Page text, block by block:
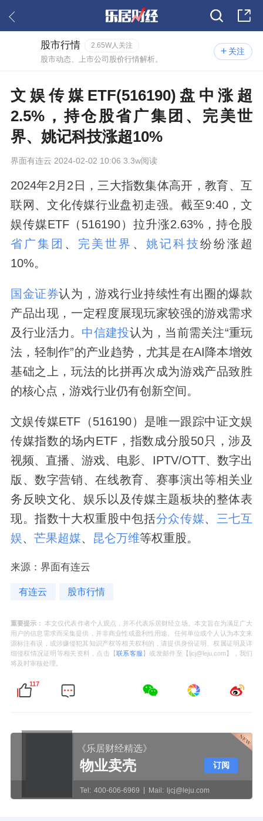
关注
股市行情 2.65W人关注
股市动态、上市公司股价行情解析。
文娱传媒ETF(516190)盘中涨超
2.5%，持仓股省广集团、完美世
界、姚记科技涨超10%
界面有连云 2024-02-02 10:06 3.3w阅读
2024年2月2日，三大指数集体高开，教育、互
联网、文化传媒行业盘初走强。截至9:40，文
娱传媒ETF（516190）拉升涨2.63%，持仓股
省广集团 、 完美世界 、 姚记科技纷纷涨超
10%。
国金证券认为，游戏行业持续性有出圈的爆款
产品出现，一定程度展现玩家较强的游戏需求
及行业活力。 中信建投认为，当前需关注“重玩
法，轻制作”的产业趋势，尤其是在AI降本增效
基础之上，玩法的比拼再次成为游戏产品致胜
的核心点，游戏行业仍有创新空间。
文娱传媒ETF（516190）是唯一跟踪中证文娱
传媒指数的场内ETF，指数成分股50只，涉及
视频、直播、游戏、电影、IPTV/OTT、数字出
版、数字营销、在线教育、赛事演出等相关业
务反映文化、娱乐以及传媒主题板块的整体表
现。指数十大权重股中包括分众传媒、 三七互
娱、 芒果超媒、 昆仑万维等权重股。
来源：界面有连云
有连云 股市行情
重要提示： 本文仅代表作者个人观点，并不代表乐居财经立场。本文旨在为满足广大
用户的信息需求而采集提供，并非商业性或盈利性用途。任何单位或个人认为本文来
源标注有误，或涉嫌侵犯其知识产权等相关权利的，请提供身份证明、权属证明及详
细侵权情况证明等相关资料，点击【联系客服 】或发邮件至【ljcj@leju.com】，我们
将及时审核处理。
117
《乐居财经精选》
物业卖壳
Tel: 400-606-6969 Mail: ljcj@leju.com
订阅